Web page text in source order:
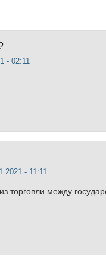
- 02:11
- 11:11
торговли между